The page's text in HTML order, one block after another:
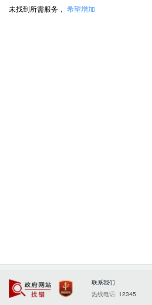
未找到所需服务， 希望增加
政府网站找错
党政机关
联系我们
热线电话: 12345